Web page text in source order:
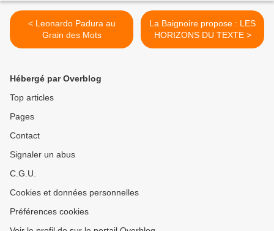
< Leonardo Padura au
Grain des Mots
La Baignoire propose : LES
HORIZONS DU TEXTE >
Hébergé par Overblog
Top articles
Pages
Contact
Signaler un abus
C.G.U.
Cookies et données personnelles
Préférences cookies